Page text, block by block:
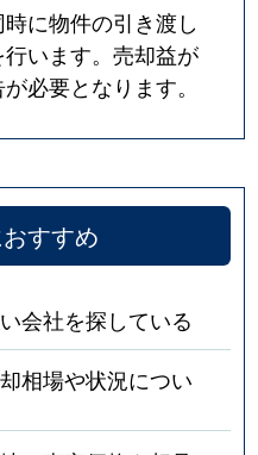
に物件の引き渡し
います。売却益が
必要となります。
すすめ
会社を探している
相場や状況につい